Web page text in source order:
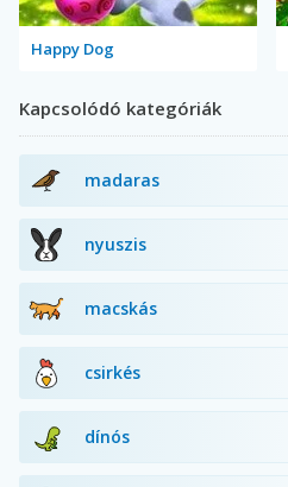
Happy Dog
Kapcsolódó kategóriák
madaras
nyuszis
macskás
csirkés
dínós